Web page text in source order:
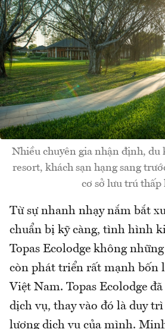
Nhiều chuyên gia nhận định, du
resort, khách sạn hạng sang
cơ sở lưu trú thấp
Từ sự nhanh nhạy nắm bắt
chuẩn bị kỹ càng, tình hình
Topas Ecolodge không
còn phát triển rất mạnh bốn
Việt Nam. Topas Ecolodge
dịch vụ, thay vào đó là duy
lượng dịch vụ của mình.